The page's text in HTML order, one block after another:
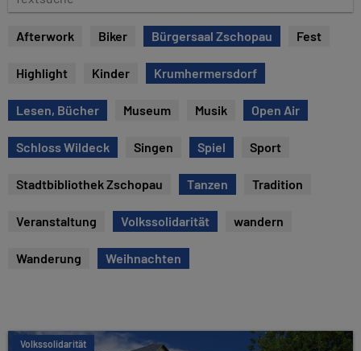
e
c
e
Afterwork Biker Bürgersaal Zschopau Fest
Highlight Kinder Krumhermersdorf
Lesen, Bücher Museum Musik Open Air
Schloss Wildeck Singen Spiel Sport
Stadtbibliothek Zschopau Tanzen Tradition
Veranstaltung Volkssolidarität wandern
Wanderung Weihnachten
Volkssolidarität